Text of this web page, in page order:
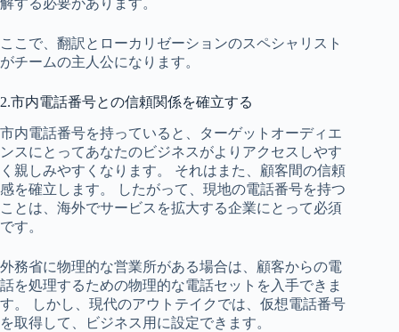
ここで、翻訳とローカリゼーションのスペシャリスト
がチームの主人公になります。
2.市内電話番号との信頼関係を確立する
市内電話番号を持っていると、ターゲットオーディエ
ンスにとってあなたのビジネスがよりアクセスしやす
く親しみやすくなります。 それはまた、顧客間の信頼
感を確立します。 したがって、現地の電話番号を持つ
ことは、海外でサービスを拡大する企業にとって必須
です。
外務省に物理的な営業所がある場合は、顧客からの電
話を処理するための物理的な電話セットを入手できま
す。 しかし、現代のアウトテイクでは、仮想電話番号
を取得して、ビジネス用に設定できます。